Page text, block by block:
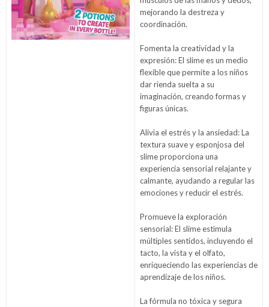
mejorando la destreza y
coordinación.
Fomenta la creatividad y la
expresión: El slime es un medio
flexible que permite a los niños
dar rienda suelta a su
imaginación, creando formas y
figuras únicas.
Alivia el estrés y la ansiedad: La
textura suave y esponjosa del
slime proporciona una
experiencia sensorial relajante y
calmante, ayudando a regular las
emociones y reducir el estrés.
Promueve la exploración
sensorial: El slime estimula
múltiples sentidos, incluyendo el
tacto, la vista y el olfato,
enriqueciendo las experiencias de
aprendizaje de los niños.
La fórmula no tóxica y segura